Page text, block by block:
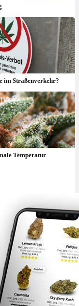
im Straßenverkehr?
Temperatur